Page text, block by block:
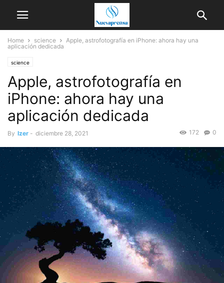
Home science
Apple, astrofotografía en iPhone: ahora hay una
aplicación dedicada
science
Apple, astrofotografía en
iPhone: ahora hay una
aplicación dedicada
By Izer - diciembre 28, 2021 0
172